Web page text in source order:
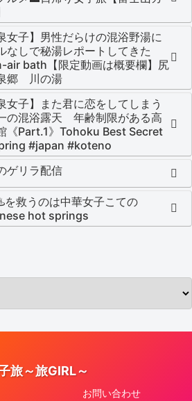
女子】男性だらけの混浴野湯に
なしで秘湯レポートしてきた
air bath【限定動画は概要欄】尻
郷 川の湯
女子】また君に恋をしてしまう
の混浴露天 年齢制限がある高
《Part.1》Tohoku Best Secret
hotspring #japan #koteno
ゲリラ配信
を救うのは中華女子こての
hot springs
旅～旅GIRL～
お問い合わせ